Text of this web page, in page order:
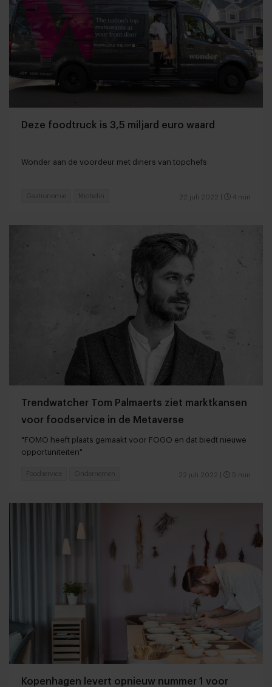
Deze foodtruck is 3,5 miljard euro waard
Wonder aan de voordeur met diners van topchefs
22 juli 2022 4 min
Gastronomie Michelin
Trendwatcher Tom Palmaerts ziet marktkansen
voor foodservice in de Metaverse
"FOMO heeft plaats gemaakt voor FOGO en dat biedt nieuwe
opportuniteiten"
22 juli 2022 5 min
Foodservice Ondernemen
Kopenhagen levert opnieuw nummer 1 voor